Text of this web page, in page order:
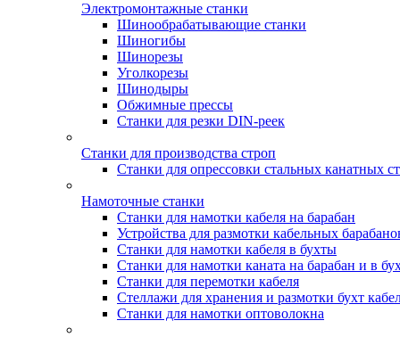
Электромонтажные станки
Шинообрабатывающие станки
Шиногибы
Шинорезы
Уголкорезы
Шинодыры
Обжимные прессы
Станки для резки DIN-реек
Станки для производства строп
Станки для опрессовки стальных канатных
Намоточные станки
Станки для намотки кабеля на барабан
Устройства для размотки кабельных
Станки для намотки кабеля в бухты
Станки для намотки каната на барабан и в
Станки для перемотки кабеля
Стеллажи для хранения и размотки бухт
Станки для намотки оптоволокна